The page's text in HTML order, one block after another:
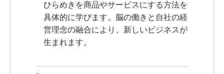
ひらめきを商品やサービスにする方法を
具体的に学びます。脳の働きと自社の経
営理念の融合により、新しいビジネスが
生まれます。